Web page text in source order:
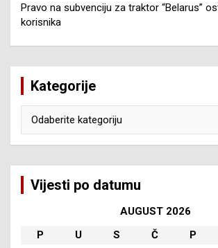
Pravo na subvenciju za traktor “Belarus”
korisnika
Kategorije
Vijesti po datumu
AUGUST 2026
P
U S Č P